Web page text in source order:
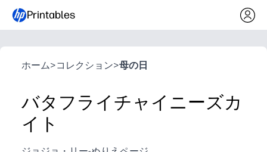
Printables
ホーム>コレクション>母の日
バタフライチャイニーズカ
イト